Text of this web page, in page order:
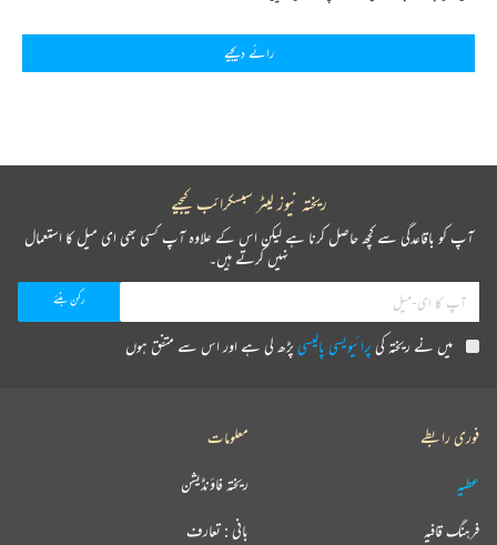
رائے دیجیے
ریختہ نیوز لیٹر سبسکرائب کیجیے
آپ کو باقاعدگی سے کچھ حاصل کرنا ہے لیکن اس کے علاوہ آپ کسی بھی ای میل کا استعمال
نہیں کرتے ہیں۔
میں نے ریختہ کیپرائیویسی پالیسیپڑھ لی ہے اور اس سے متفق ہوں
فوری رابطے
عطیہ
فرہنگ قافیہ
معلومات
ریختہ فاؤنڈیشن
بانی : تعارف